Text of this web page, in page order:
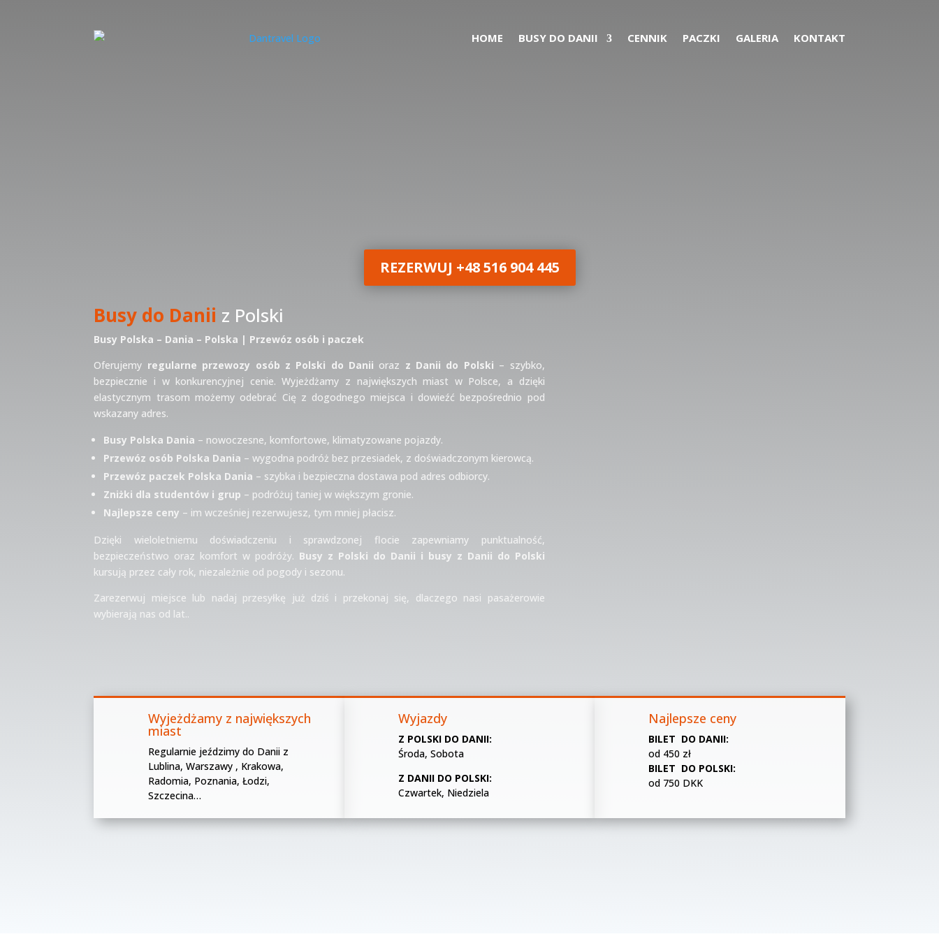
HOME BUSY DO DANII CENNIK PACZKI GALERIA KONTAKT
REZERWUJ +48 516 904 445
Busy do Danii z Polski
Busy Polska – Dania – Polska | Przewóz osób i paczek
Oferujemy regularne przewozy osób z Polski do Danii oraz z Danii do Polski – szybko,
bezpiecznie i w konkurencyjnej cenie. Wyjeżdżamy z największych miast w Polsce, a dzięki
elastycznym trasom możemy odebrać Cię z dogodnego miejsca i dowieźć bezpośrednio pod
wskazany adres.
Busy Polska Dania – nowoczesne, komfortowe, klimatyzowane pojazdy.
Przewóz osób Polska Dania – wygodna podróż bez przesiadek, z doświadczonym kierowcą.
Przewóz paczek Polska Dania – szybka i bezpieczna dostawa pod adres odbiorcy.
Zniżki dla studentów i grup – podróżuj taniej w większym gronie.
Najlepsze ceny – im wcześniej rezerwujesz, tym mniej płacisz.
Dzięki wieloletniemu doświadczeniu i sprawdzonej flocie zapewniamy punktualność,
bezpieczeństwo oraz komfort w podróży. Busy z Polski do Danii i busy z Danii do Polski
kursują przez cały rok, niezależnie od pogody i sezonu.
Zarezerwuj miejsce lub nadaj przesyłkę już dziś i przekonaj się, dlaczego nasi pasażerowie
wybierają nas od lat..
Wyjeżdżamy z największych
miast
Regularnie jeździmy do Danii z
Lublina, Warszawy , Krakowa,
Radomia, Poznania, Łodzi,
Szczecina…
Wyjazdy
Z POLSKI DO DANII:
Środa, Sobota
Z DANII DO POLSKI:
Czwartek, Niedziela
Najlepsze ceny
BILET DO DANII:
od 450 zł
BILET DO POLSKI:
od 750 DKK